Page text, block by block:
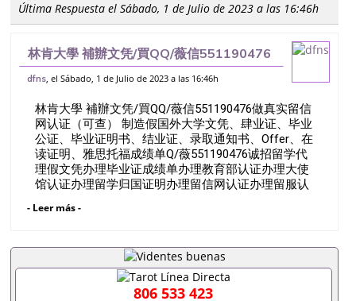
Última Respuesta el Sábado, 1 de Julio de 2023 a las 16:46h
林肯大學 補辦文凭/買QQ/薇信551190476
做真实留信网认证（可查） 制造假国外大学
业证、录取通知书、Offer
dfns, el Sábado, 1 de Julio de 2023 a las 16:46h
林肯大學 補辦文凭/買QQ/薇信551190476做真实留信
网认证（可查） 制造假国外大学文凭、肆业证、毕业
公证、毕业证明书、结业证、录取通知书、Offer、在
读证明、雅思托福成绩单Q/薇551190476诚招留学代
理假文凭办理毕业证成绩单办理教育部认证办理大使
馆认证办理留学归国证明办理留信网认证办理留服认
证书办理美国文凭办理澳洲文凭办理英国文凭办理加
证+成绩单+留学回国人员证明+教育部认证,录取通知
书，雅思。（全套留学回国必备证明材料，给父母及
亲朋好友一份完美交代）； 2、雅思、托福，
OFFER，在读证明，学生卡等留学相关材料（申请学
- Leer más -
806 533 423